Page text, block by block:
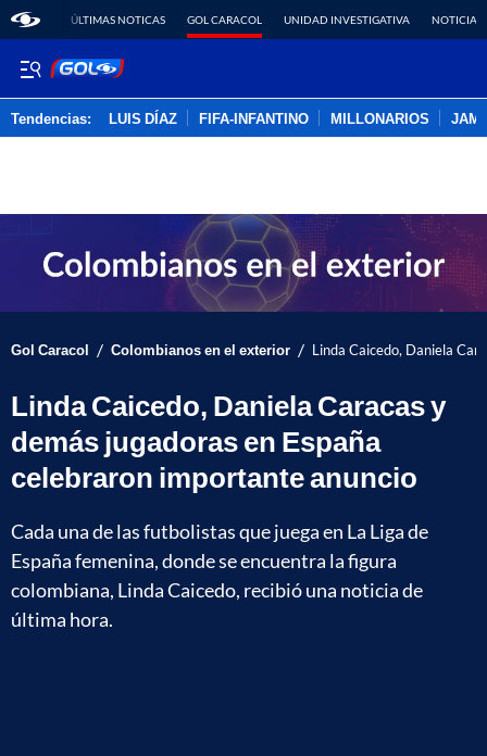
ÚLTIMAS NOTICAS GOL CARACOL UNIDAD INVESTIGATIVA NOTICIAS
Tendencias: LUIS DÍAZ FIFA-INFANTINO MILLONARIOS
Gol Caracol / Colombianos en el exterior / Linda Caicedo, Daniela
Linda Caicedo, Daniela Caracas y
demás jugadoras en España
celebraron importante anuncio
Cada una de las futbolistas que juega en La Liga de
España femenina, donde se encuentra la figura
colombiana, Linda Caicedo, recibió una noticia de
última hora.